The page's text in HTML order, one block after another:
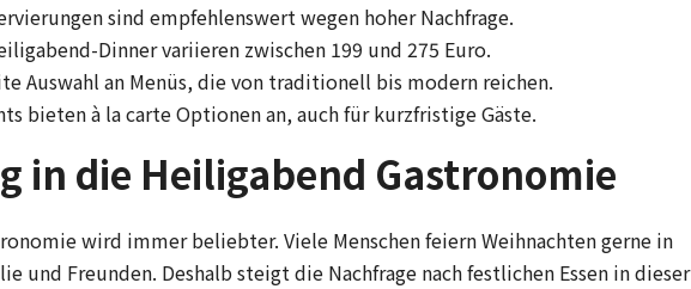
sind empfehlenswert wegen hoher Nachfrage.
Dinner variieren zwischen 199 und 275 Euro.
Auswahl an Menüs, die von traditionell bis modern reichen.
bieten à la carte Optionen an, auch für kurzfristige Gäste.
in die Heiligabend Gastronomie
wird immer beliebter. Viele Menschen feiern Weihnachten gerne in
und Freunden. Deshalb steigt die Nachfrage nach festlichen Essen in dieser